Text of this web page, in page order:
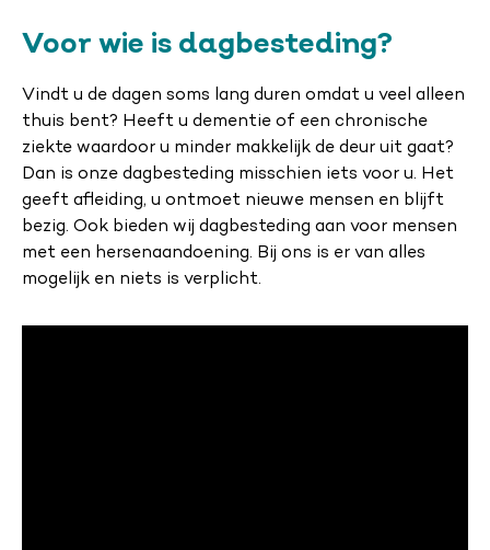
Voor wie is dagbesteding?
Vindt u de dagen soms lang duren omdat u veel alleen
thuis bent? Heeft u dementie of een chronische
ziekte waardoor u minder makkelijk de deur uit gaat?
Dan is onze dagbesteding misschien iets voor u. Het
geeft afleiding, u ontmoet nieuwe mensen en blijft
bezig. Ook bieden wij dagbesteding aan voor mensen
met een hersenaandoening. Bij ons is er van alles
mogelijk en niets is verplicht.